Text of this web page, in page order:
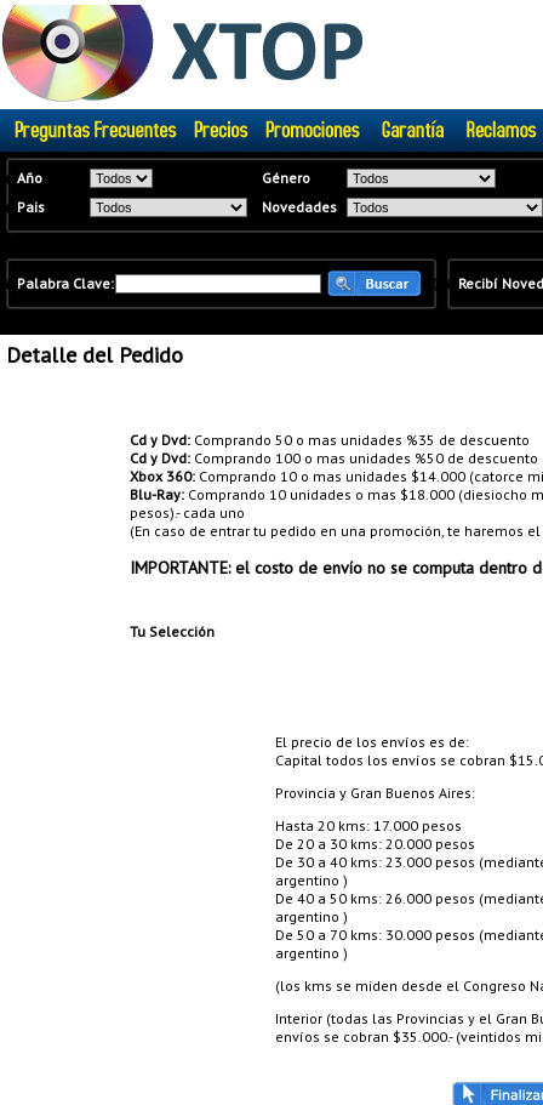
� Año
Género
� Pais Novedades
� Palabra Clave: � � Recibí
Detalle del Pedido
Cd y Dvd: Comprando 50 o mas unidades %35 de descuento
Cd y Dvd: Comprando 100 o mas unidades %50 de descuento
Xbox 360: Comprando 10 o mas unidades $14.000 (catorce
Blu-Ray: Comprando 10 unidades o mas $18.000 (diesiocho
pesos).- cada uno
(En caso de entrar tu pedido en una promoción, te haremos
IMPORTANTE: el costo de envío no se computa
Tu Selección
El precio de los envíos es de:
Capital todos los envíos se cobran
Provincia y Gran Buenos Aires:
Hasta 20 kms: 17.000 pesos
De 20 a 30 kms: 20.000 pesos
De 30 a 40 kms: 23.000 pesos
argentino )
De 40 a 50 kms: 26.000 pesos
argentino )
De 50 a 70 kms: 30.000 pesos
argentino )
(los kms se miden desde el Congreso
Interior (todas las Provincias y el Gran
envíos se cobran $35.000.- (veintidos